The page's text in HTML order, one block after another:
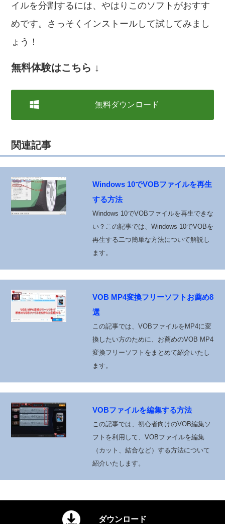
イルを分割するには、やはりこのソフトがおすす
めです。さっそくインストールして試してみまし
ょう！
無料体験はこちら ↓
無料ダウンロード
関連記事
Windows 10でVOBファイルを再生
する方法
Windows 10でVOBファイルを再生できな
い？この記事では、Windows 10でVOBを
再生する二つ簡単な方法について解説し
ます。
VOB MP4変換フリーソフトお薦め8
選
この記事では、VOBファイルをMP4に変
換したい方のために、お薦めのVOB MP4
変換フリーソフトをまとめて紹介いたし
ます。
VOBファイルを編集する方法
この記事では、初心者向けのVOB編集ソ
フトを利用して、VOBファイルを編集
（カット、結合など）する方法について
紹介いたします。
ダウンロード